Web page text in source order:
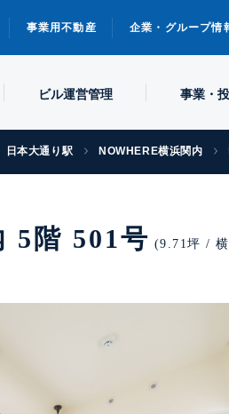
事業用不動産 企業・グループ情
ビル運営管理 事業・
日本大通り駅 NOWHERE横浜関内
5階 501号 (9.71坪 /